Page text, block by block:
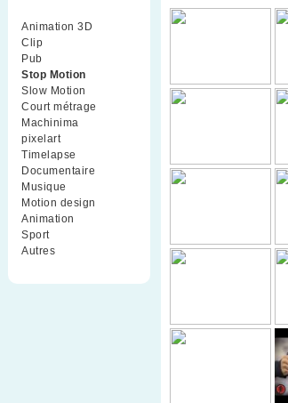
Animation 3D
Clip
Pub
Stop Motion
Slow Motion
Court métrage
Machinima
pixelart(10)
Timelapse
Documentaire
Musique
Motion design
Animation
Sport(2)
Autres